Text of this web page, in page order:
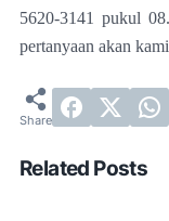
5620-3141 pukul
pertanyaan akan
Related Posts